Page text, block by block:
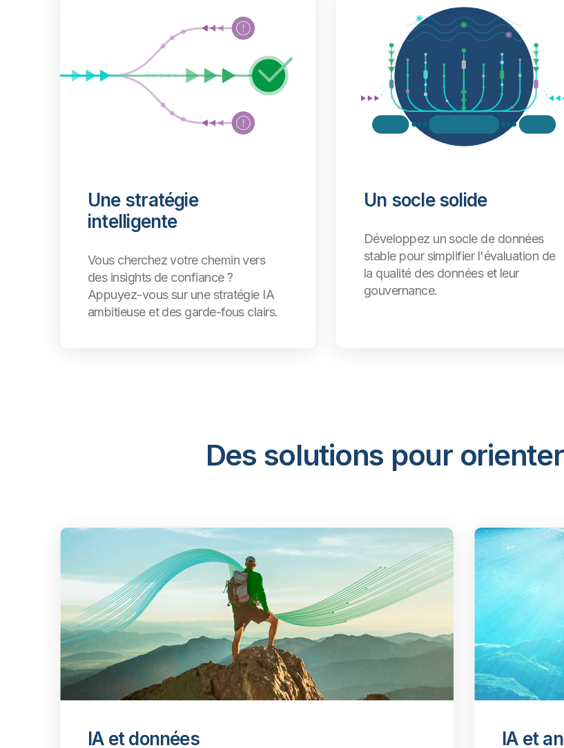
Une stratégie
intelligente
Vous cherchez votre chemin vers
des insights de confiance ?
Appuyez-vous sur une stratégie IA
ambitieuse et des garde-fous clairs.
Un socle solide
Développez un socle de données
stable pour simplifier l'évaluation de
la qualité des données et leur
gouvernance.
Des solutions pour
IA et données IA et